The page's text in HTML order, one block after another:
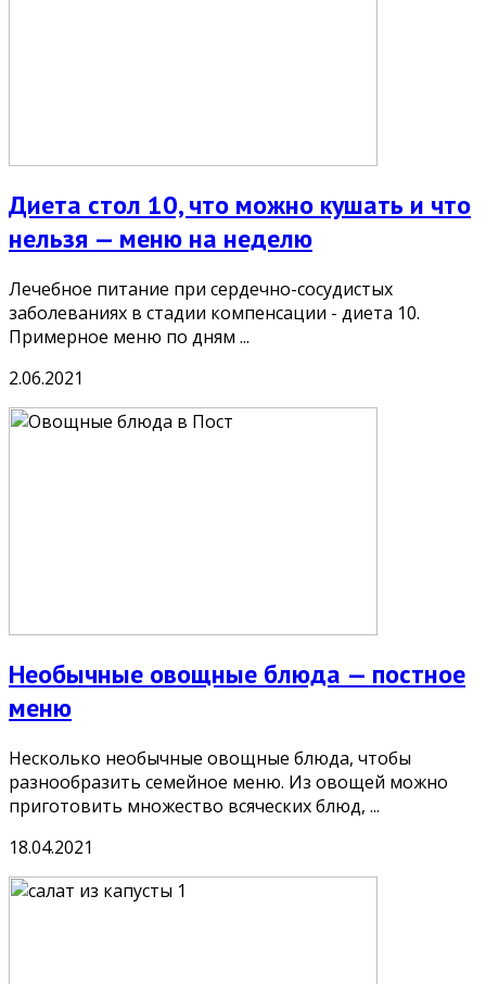
Диета стол 10, что можно кушать и что
нельзя — меню на неделю
Лечебное питание при сердечно-сосудистых
заболеваниях в стадии компенсации - диета 10.
Примерное меню по дням ...
2.06.2021
Необычные овощные блюда — постное
меню
Несколько необычные овощные блюда, чтобы
разнообразить семейное меню. Из овощей можно
приготовить множество всяческих блюд, ...
18.04.2021